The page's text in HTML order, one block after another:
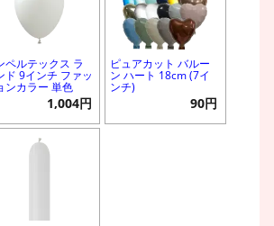
ペルテックス ラ
ド 9インチ ファッ
ンカラー 単色
1,004円
ピュアカット バルー
ン ハート 18cm (7イ
ンチ)
90円